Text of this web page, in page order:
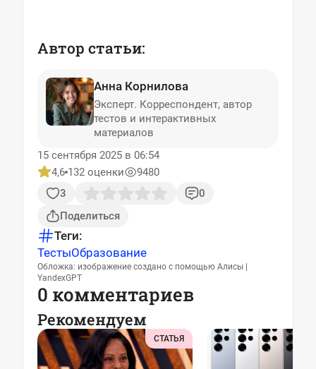
Автор статьи:
Анна Корнилова
Эксперт. Корреспондент, автор
тестов и интерактивных
материалов
15 сентября 2025 в 06:54
4,6 132 оценки
9480
3
0
Поделиться
Теги:
ТестыОбразование
Обложка: изображение создано с помощью Алисы |
YandexGPT
0 комментариев
Рекомендуем
СТАТЬЯ